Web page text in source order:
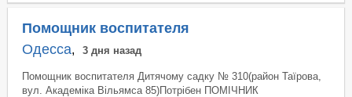
Помощник воспитателя
Одесса, 3 дня назад
Помощник воспитателя Дитячому садку № 310(район Таїрова,
вул. Академіка Вільямса 85)Потрібен ПОМІЧНИК